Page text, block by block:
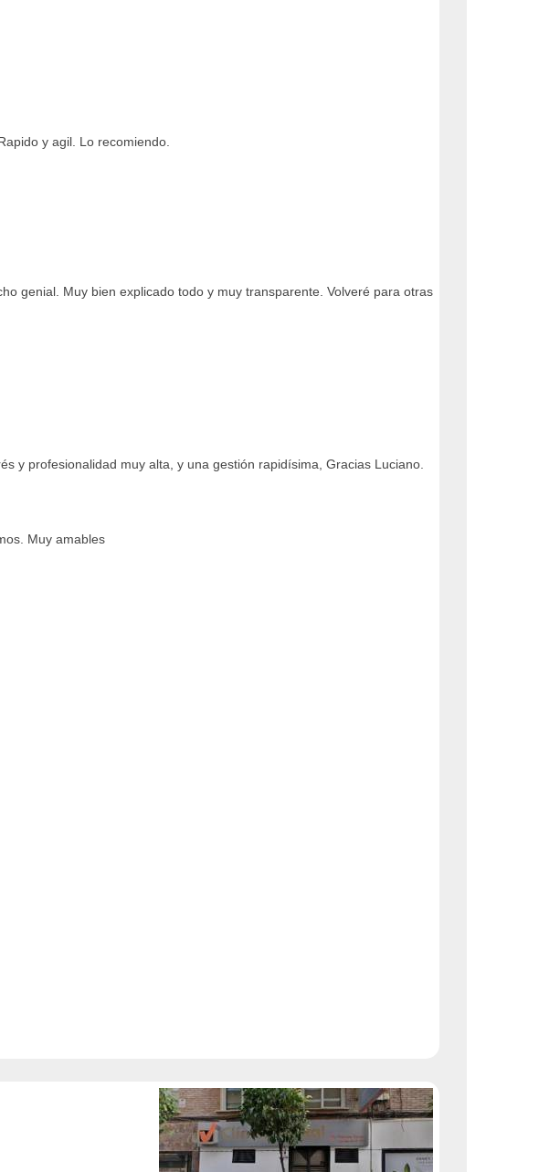
y agil. Lo recomiendo.
genial. Muy bien explicado todo y muy transparente. Volveré para otras
y profesionalidad muy alta, y una gestión rapidísima, Gracias Luciano.
Muy amables